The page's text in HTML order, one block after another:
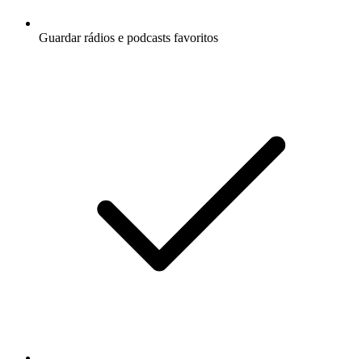
Guardar rádios e podcasts favoritos